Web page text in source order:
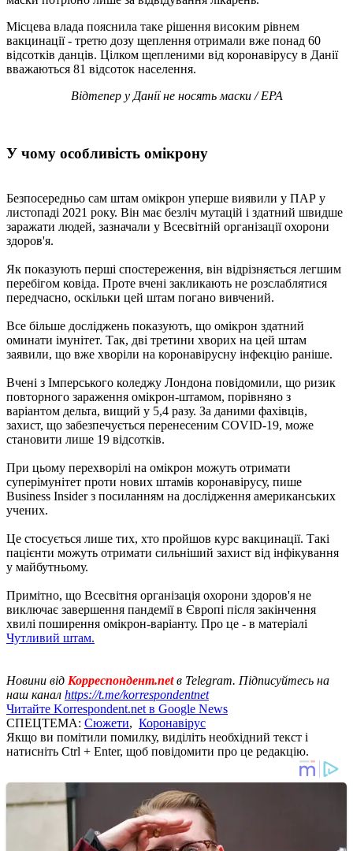
Місцева влада пояснила таке рішення високим рівнем
вакцинації - третю дозу щеплення отримали вже понад 60
відсотків данців. Цілком щепленими від коронавірусу в Данії
вважаються 81 відсоток населення.
Відтепер у Данії не носять маски / EPA
У чому особливість омікрону
Безпосередньо сам штам омікрон уперше виявили у ПАР у
листопаді 2021 року. Він має безліч мутацій і здатний швидше
заражати людей, зазначали у Всесвітній організації охорони
здоров'я.
Як показують перші спостереження, він відрізняється легшим
перебігом ковіда. Проте вчені закликають не розслаблятися
передчасно, оскільки цей штам погано вивчений.
Все більше досліджень показують, що омікрон здатний
оминати імунітет. Так, дві третини хворих на цей штам
заявили, що вже хворіли на коронавірусну інфекцію раніше.
Вчені з Імперського коледжу Лондона повідомили, що ризик
повторного зараження омікрон-штамом, порівняно з
варіантом дельта, вищий у 5,4 разу. За даними фахівців,
захист, що забезпечується перенесеним COVID-19, може
становити лише 19 відсотків.
При цьому перехворілі на омікрон можуть отримати
суперімунітет проти нових штамів коронавірусу, пише
Business Insider з посиланням на дослідження американських
учених.
Це стосується лише тих, хто пройшов курс вакцинації. Такі
пацієнти можуть отримати сильніший захист від інфікування
у майбутньому.
Примітно, що Всесвітня організація охорони здоров'я не
виключає завершення пандемії в Європі після закінчення
хвилі поширення омікрон-варіанту. Про це - в матеріалі
Чутливий штам.
Новини від Корреспондент.netв Telegram. Підписуйтесь на
наш канал https://t.me/korrespondentnet
Читайте Korrespondent.net в Google News
СПЕЦТЕМА: Сюжети, Коронавірус
Якщо ви помітили помилку, виділіть необхідний текст і
натисніть Ctrl + Enter, щоб повідомити про це редакцію.